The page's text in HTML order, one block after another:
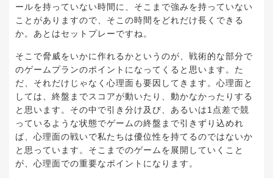
ールを持っていない時間に、そこまで強みを持っていない
ことがありますので、そこの時間をどれだけ長くできる
か。あとはセットプレーですね。
そこで脅威をいかに作れるかというのが、戦術的な部分で
のゲームプランのポイントになってくると思います。た
だ、それだけじゃなく心理面も要因してきます。心理面と
しては、終盤までスコアが動いたり、動かなかったりする
と思います。その中で引き分け及び、あるいは1点差で競
っているような状態でゲームの終盤まで引きずり込めれ
ば、心理面の戦いで私たちは優位性を持てるのではないか
と思っています。そこまでのゲームを展開していくこと
が、心理面での重要なポイントになります。